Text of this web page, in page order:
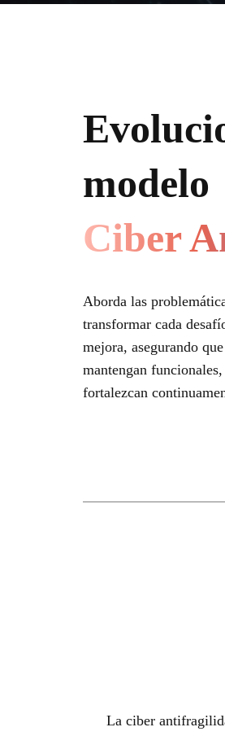
modelo
Ciber
Aborda las
transformar cada
mejora, asegurando
mantengan
fortalezcan
La ciber